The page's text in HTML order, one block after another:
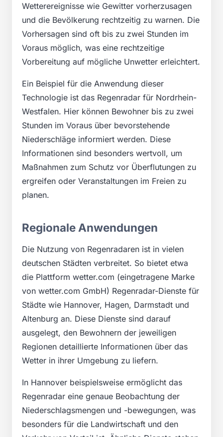
Wetterereignisse wie Gewitter vorherzusagen
und die Bevölkerung rechtzeitig zu warnen. Die
Vorhersagen sind oft bis zu zwei Stunden im
Voraus möglich, was eine rechtzeitige
Vorbereitung auf mögliche Unwetter erleichtert.
Ein Beispiel für die Anwendung dieser
Technologie ist das Regenradar für Nordrhein-
Westfalen. Hier können Bewohner bis zu zwei
Stunden im Voraus über bevorstehende
Niederschläge informiert werden. Diese
Informationen sind besonders wertvoll, um
Maßnahmen zum Schutz vor Überflutungen zu
ergreifen oder Veranstaltungen im Freien zu
planen.
Regionale Anwendungen
Die Nutzung von Regenradaren ist in vielen
deutschen Städten verbreitet. So bietet etwa
die Plattform wetter.com (eingetragene Marke
von wetter.com GmbH) Regenradar-Dienste für
Städte wie Hannover, Hagen, Darmstadt und
Altenburg an. Diese Dienste sind darauf
ausgelegt, den Bewohnern der jeweiligen
Regionen detaillierte Informationen über das
Wetter in ihrer Umgebung zu liefern.
In Hannover beispielsweise ermöglicht das
Regenradar eine genaue Beobachtung der
Niederschlagsmengen und -bewegungen, was
besonders für die Landwirtschaft und den